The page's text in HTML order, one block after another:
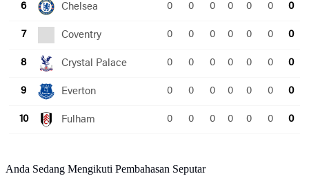
Anda Sedang Mengikuti Pembahasan Seputar